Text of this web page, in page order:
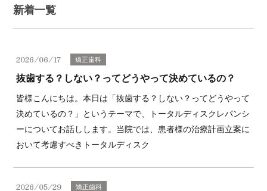
新着一覧
2026/06/17 矯正歯科
抜歯する？しない？ってどうやって決めているの？
皆様こんにちは。本日は「抜歯する？しない？ってどうやって
決めているの？」というテーマで、トータルディスクレパンシ
ーについてお話しします。当院では、患者様の治療計画立案に
おいて考慮すべきトータルディスク
2026/05/29 矯正歯科